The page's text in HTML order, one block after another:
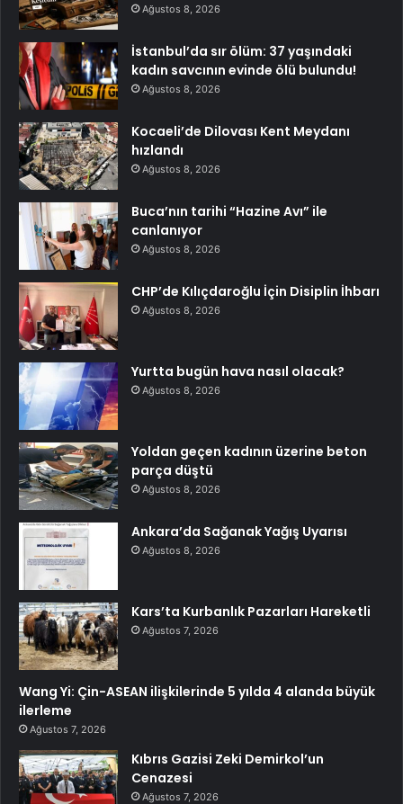
Ağustos 8, 2026
İstanbul’da sır ölüm: 37 yaşındaki
kadın savcının evinde ölü bulundu!
Ağustos 8, 2026
Kocaeli’de Dilovası Kent Meydanı
hızlandı
Ağustos 8, 2026
Buca’nın tarihi “Hazine Avı” ile
canlanıyor
Ağustos 8, 2026
CHP’de Kılıçdaroğlu İçin Disiplin İhbarı
Ağustos 8, 2026
Yurtta bugün hava nasıl olacak?
Ağustos 8, 2026
Yoldan geçen kadının üzerine beton
parça düştü
Ağustos 8, 2026
Ankara’da Sağanak Yağış Uyarısı
Ağustos 8, 2026
Kars’ta Kurbanlık Pazarları Hareketli
Ağustos 7, 2026
Wang Yi: Çin-ASEAN ilişkilerinde 5 yılda 4 alanda büyük
ilerleme
Ağustos 7, 2026
Kıbrıs Gazisi Zeki Demirkol’un
Cenazesi
Ağustos 7, 2026